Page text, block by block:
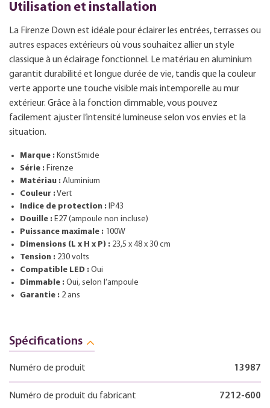
Utilisation et installation
La Firenze Down est idéale pour éclairer les entrées, terrasses ou
autres espaces extérieurs où vous souhaitez allier un style
classique à un éclairage fonctionnel. Le matériau en aluminium
garantit durabilité et longue durée de vie, tandis que la couleur
verte apporte une touche visible mais intemporelle au mur
extérieur. Grâce à la fonction dimmable, vous pouvez
facilement ajuster l’intensité lumineuse selon vos envies et la
situation.
Marque : KonstSmide
Série : Firenze
Matériau : Aluminium
Couleur :Vert
Indice de protection : IP43
Douille : E27 (ampoule non incluse)
Puissance maximale : 100W
Dimensions (L x H x P) : 23,5 x 48 x 30 cm
Tension : 230 volts
Compatible LED : Oui
Dimmable : Oui, selon l’ampoule
Garantie : 2 ans
Spécifications
Numéro de produit 13987
Numéro de produit du fabricant 7212-600